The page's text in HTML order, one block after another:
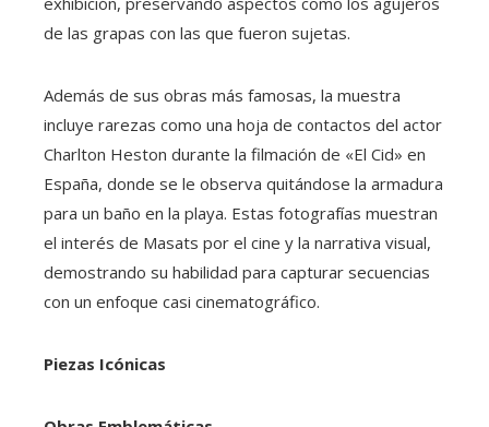
de las grapas con las que fueron sujetas.
Además de sus obras más famosas, la muestra
incluye rarezas como una hoja de contactos del actor
Charlton Heston durante la filmación de «El Cid» en
España, donde se le observa quitándose la armadura
para un baño en la playa. Estas fotografías muestran
el interés de Masats por el cine y la narrativa visual,
demostrando su habilidad para capturar secuencias
con un enfoque casi cinematográfico.
Piezas Icónicas